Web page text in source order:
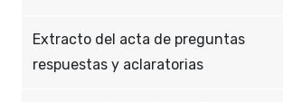
Extracto del acta de preguntas
respuestas y aclaratorias